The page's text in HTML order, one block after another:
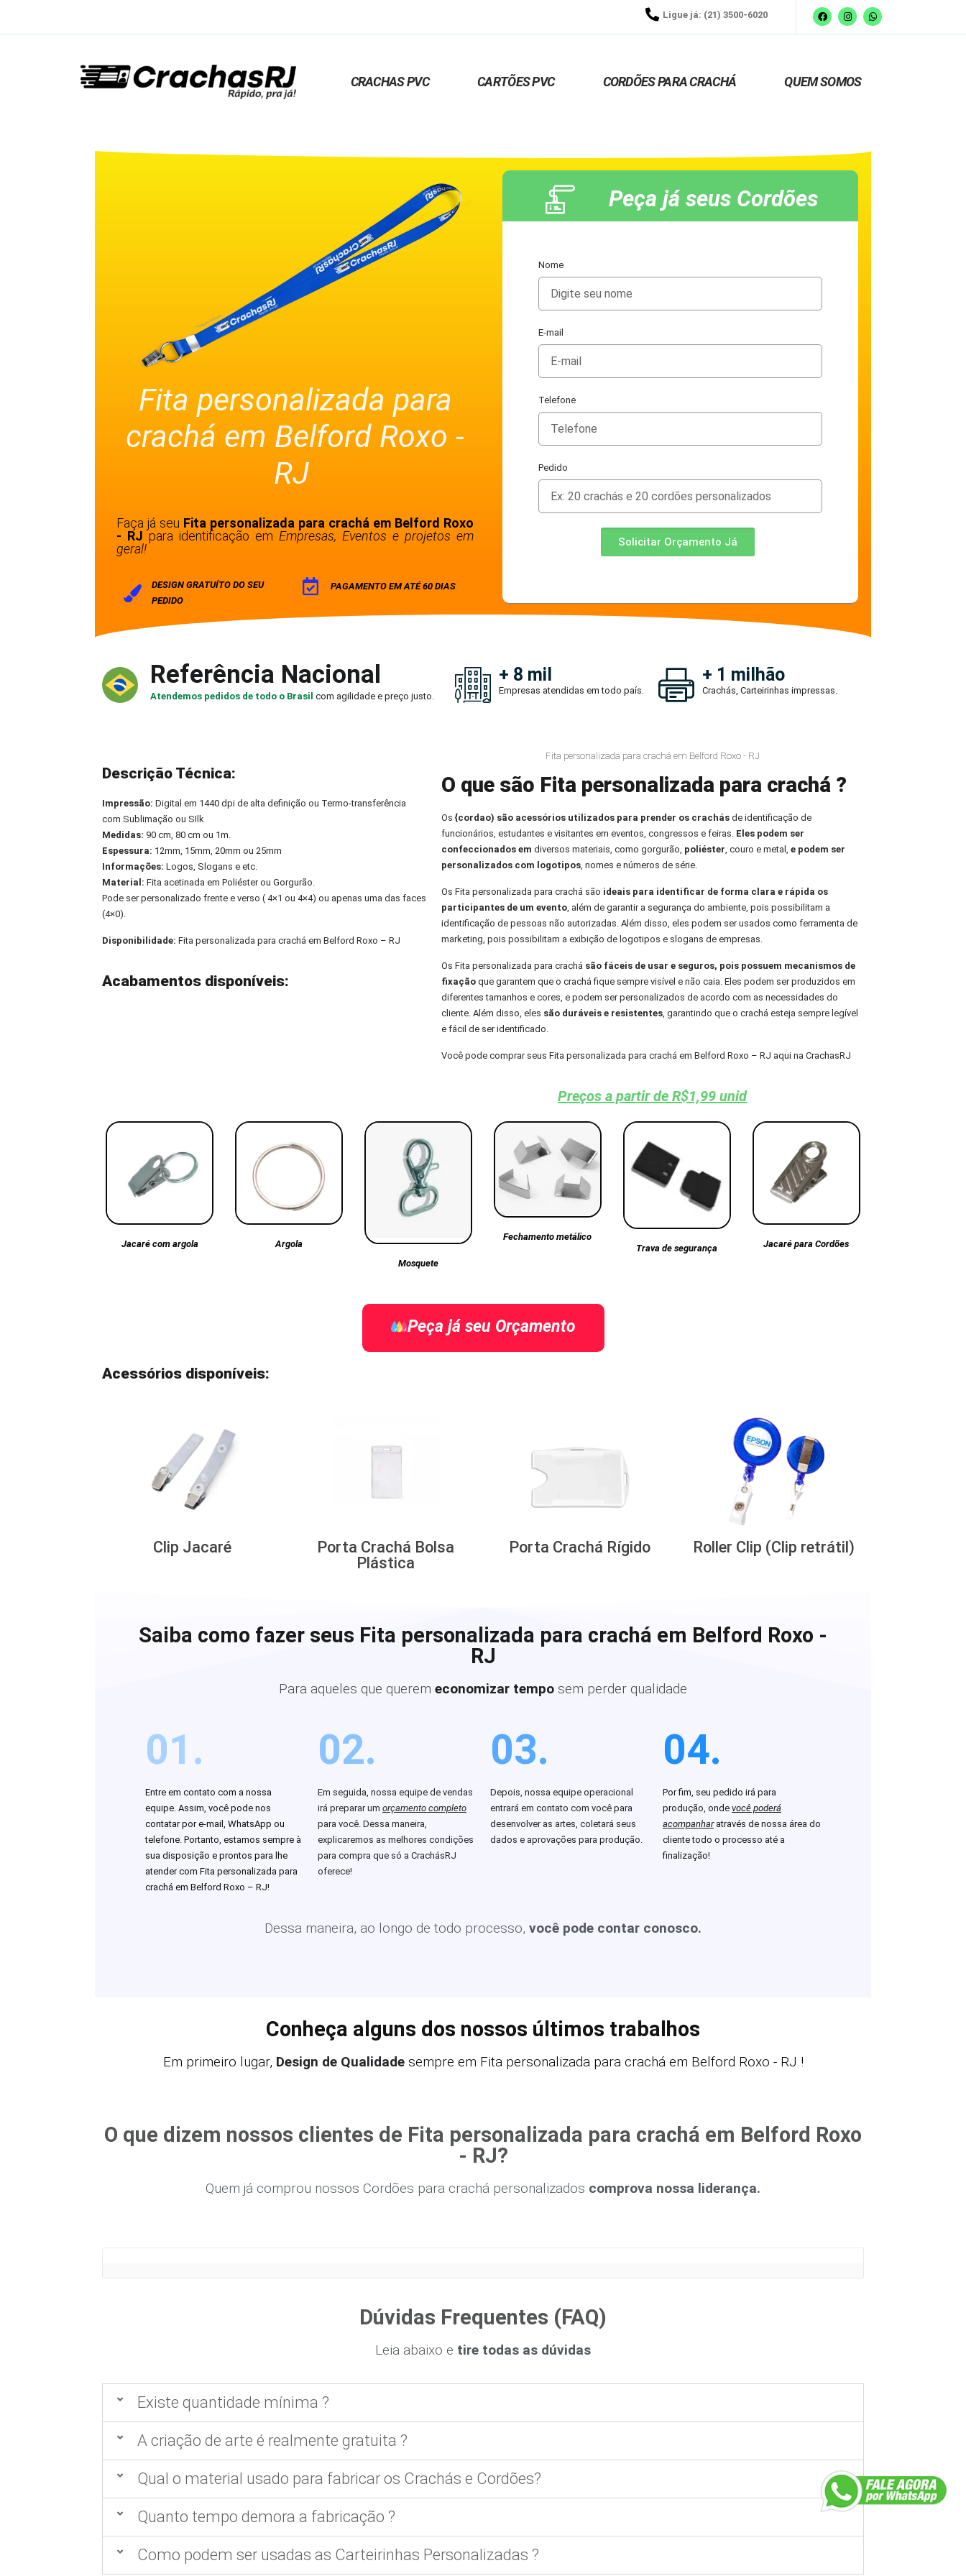
Ligue já: (21) 3500-6020
CRACHAS PVC CARTÕES PVC CORDÕES PARA CRACHÁ QUEM SOMOS
Fita personalizada para
crachá em Belford Roxo -
RJ
Faça já seu Fita personalizada para crachá em Belford Roxo
- RJpara identificação emEmpresas, Eventos e projetos em
geral!
DESIGN GRATUÍTO DO SEU
PEDIDO
PAGAMENTO EM ATÉ 60 DIAS
Peça já seus Cordões
Nome
E-mail
Telefone
Pedido
Solicitar Orçamento Já
Referência Nacional
Atendemos pedidos de todo o Brasilcom agilidade e preço justo.
+ 8 mil
Empresas atendidas em todo país.
+ 1 milhão
Crachás, Carteirinhas impressas.
Descrição Técnica:
Impressão: Digital em 1440 dpi de alta definição ou Termo-transferência
com Sublimação ou SIlk
Medidas: 90 cm, 80 cm ou 1m.
Espessura: 12mm, 15mm, 20mm ou 25mm
Informações:Logos, Slogans e etc.
Material: Fita acetinada em Poliéster ou Gorgurão.
Pode ser personalizado frente e verso ( 4×1 ou 4×4) ou apenas uma das faces
(4×0).
Disponibilidade:Fita personalizada para crachá em Belford Roxo – RJ
Acabamentos disponíveis:
Fita personalizada para crachá em Belford Roxo - RJ
O que são Fita personalizada para crachá ?
Os {cordao) são acessórios utilizados para prender os crachásde identificação de
funcionários, estudantes e visitantes em eventos, congressos e feiras. Eles podem ser
confeccionados em diversos materiais, como gorgurão, poliéster, couro e metal, e podem ser
personalizados com logotipos, nomes e números de série.
Os Fita personalizada para crachá são ideais para identificar de forma clara e rápida os
participantes de um evento, além de garantir a segurança do ambiente, pois possibilitam a
identificação de pessoas não autorizadas. Além disso, eles podem ser usados como ferramenta de
marketing, pois possibilitam a exibição de logotipos e slogans de empresas.
Os Fita personalizada para crachá são fáceis de usar e seguros, pois possuem mecanismos de
fixaçãoque garantem que o crachá fique sempre visível e não caia. Eles podem ser produzidos em
diferentes tamanhos e cores, e podem ser personalizados de acordo com as necessidades do
cliente. Além disso, eles são duráveis e resistentes, garantindo que o crachá esteja sempre legível
e fácil de ser identificado.
Você pode comprar seus Fita personalizada para crachá em Belford Roxo – RJ aqui na CrachasRJ
Preços a partir de R$1,99 unid
Jacaré com argola
Argola
Mosquete
Fechamento metálico
Trava de segurança
Jacaré para Cordões
Peça já seu Orçamento
Acessórios disponíveis:
Clip Jacaré
Porta Crachá Bolsa
Plástica
Porta Crachá Rígido Roller Clip (Clip retrátil)
Saiba como fazer seus Fita personalizada para crachá em Belford Roxo -
RJ
Para aqueles que querem economizar tempo sem perder qualidade
01.
Entre em contato com a nossa
equipe. Assim, você pode nos
contatar por e-mail, WhatsApp ou
telefone. Portanto, estamos sempre à
sua disposição e prontos para lhe
atender com Fita personalizada para
crachá em Belford Roxo – RJ!
02.
Em seguida, nossa equipe de vendas
irá preparar um orçamento completo
para você. Dessa maneira,
explicaremos as melhores condições
para compra que só a CrachásRJ
oferece!
03.
Depois, nossa equipe operacional
entrará em contato com você para
desenvolver as artes, coletará seus
dados e aprovações para produção.
04.
Por fim, seu pedido irá para
produção, onde você poderá
acompanharatravés de nossa área do
cliente todo o processo até a
finalização!
Dessa maneira, ao longo de todo processo, você pode contar conosco.
Conheça alguns dos nossos últimos trabalhos
Em primeiro lugar, Design de Qualidade sempre em Fita personalizada para crachá em Belford Roxo - RJ !
O que dizem nossos clientes de Fita personalizada para crachá em Belford Roxo
- RJ?
Quem já comprou nossos Cordões para crachá personalizados comprova nossa liderança.
Dúvidas Frequentes (FAQ)
Leia abaixo e tire todas as dúvidas
Existe quantidade mínima ?
A criação de arte é realmente gratuita ?
Qual o material usado para fabricar os Crachás e Cordões?
Quanto tempo demora a fabricação ?
Como podem ser usadas as Carteirinhas Personalizadas ?